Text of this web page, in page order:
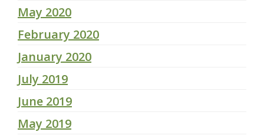
May 2020
February 2020
January 2020
July 2019
June 2019
May 2019